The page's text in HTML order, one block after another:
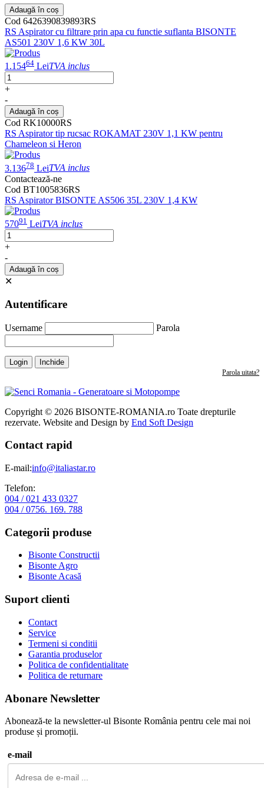
Adaugă în coș
Cod 6426390839893RS
RS Aspirator cu filtrare prin apa cu functie suflanta BISONTE
AS501 230V 1,6 KW 30L
1.15464 LeiTVA inclus
+
-
Adaugă în coș
Cod RK10000RS
RS Aspirator tip rucsac ROKAMAT 230V 1,1 KW pentru
Chameleon si Heron
3.13678 LeiTVA inclus
Contactează-ne
Cod BT1005836RS
RS Aspirator BISONTE AS506 35L 230V 1,4 KW
57091 LeiTVA inclus
+
-
Adaugă în coș
✕
Autentificare
Username Parola
Login Inchide
Parola uitata?
Copyright © 2026 BISONTE-ROMANIA.ro Toate drepturile
rezervate. Website and Design by End Soft Design
Contact rapid
E-mail:info@italiastar.ro
Telefon:
004 / 021 433 0327
004 / 0756. 169. 788
Categorii produse
Bisonte Constructii
Bisonte Agro
Bisonte Acasă
Suport clienti
Contact
Service
Termeni si conditii
Garantia produselor
Politica de confidentialitate
Politica de returnare
Abonare Newsletter
Abonează-te la newsletter-ul Bisonte România pentru cele mai noi
produse și promoții.
e-mail